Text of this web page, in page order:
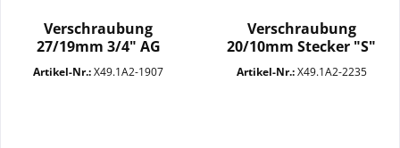
Verschraubung
27/19mm 3/4" AG
SW14+29 VA
Artikel-Nr.:X49.1A2-1907
Verschraubung
20/10mm Stecker "S"
SW12+22 VA
Artikel-Nr.:X49.1A2-2235